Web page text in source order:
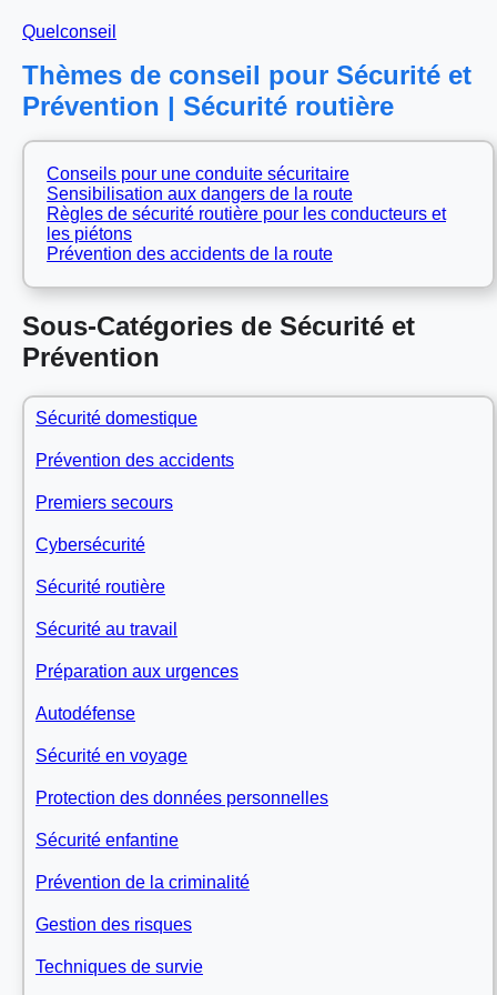
Quelconseil
Thèmes de conseil pour Sécurité et
Prévention | Sécurité routière
Conseils pour une conduite sécuritaire
Sensibilisation aux dangers de la route
Règles de sécurité routière pour les conducteurs et
les piétons
Prévention des accidents de la route
Sous-Catégories de Sécurité et
Prévention
Sécurité domestique
Prévention des accidents
Premiers secours
Cybersécurité
Sécurité routière
Sécurité au travail
Préparation aux urgences
Autodéfense
Sécurité en voyage
Protection des données personnelles
Sécurité enfantine
Prévention de la criminalité
Gestion des risques
Techniques de survie